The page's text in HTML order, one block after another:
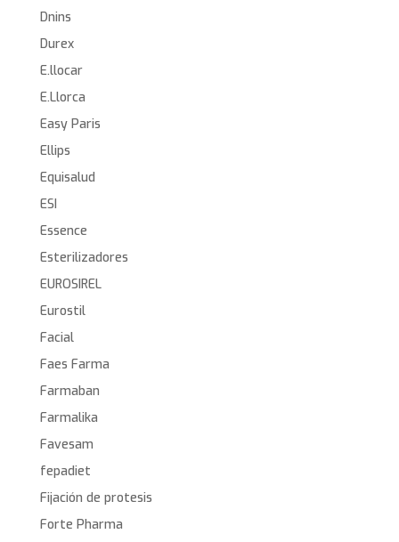
Dnins
Durex
E.llocar
E.Llorca
Easy Paris
Ellips
Equisalud
ESI
Essence
Esterilizadores
EUROSIREL
Eurostil
Facial
Faes Farma
Farmaban
Farmalika
Favesam
fepadiet
Fijación de protesis
Forte Pharma